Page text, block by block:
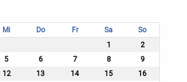
Mi Do Fr Sa
So
1
2
5 6 7 8
9
12 13 14 15
16